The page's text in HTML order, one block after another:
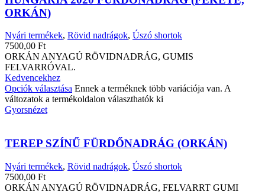
ORKÁN)
Nyári termékek, Rövid nadrágok, Úszó shortok
7500,00 Ft
ORKÁN ANYAGÚ RÖVIDNADRÁG, GUMIS
FELVARRÓVAL.
Kedvencekhez
Opciók választása Ennek a terméknek több variációja van. A
változatok a termékoldalon választhatók ki
Gyorsnézet
TEREP SZÍNŰ FÜRDŐNADRÁG (ORKÁN)
Nyári termékek, Rövid nadrágok, Úszó shortok
7500,00 Ft
ORKÁN ANYAGÚ RÖVIDNADRÁG, FELVARRT GUMI